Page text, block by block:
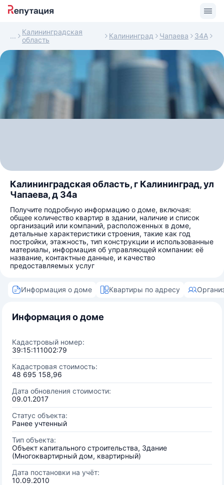
Калининградская
область
Калининград Чапаева 34А
Калининградская область, г Калининград, ул
Чапаева, д 34а
Получите подробную информацию о доме, включая:
общее количество квартир в здании, наличие и список
организаций или компаний, расположенных в доме,
детальные характеристики строения, такие как год
постройки, этажность, тип конструкции и использованные
материалы, информация об управляющей компании: её
название, контактные данные, и качество
предоставляемых услуг
Информация о доме Квартиры по адресу
Информация о доме
Кадастровый номер:
39:15:111002:79
Кадастровая стоимость:
48 695 158,96
Дата обновления стоимости:
09.01.2017
Статус объекта:
Ранее учтенный
Тип объекта:
Объект капитального строительства, Здание
(Многоквартирный дом, квартирный)
Дата постановки на учёт:
10.09.2010